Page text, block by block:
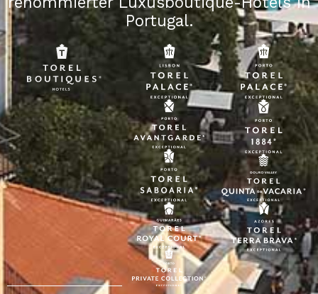
Portugal.